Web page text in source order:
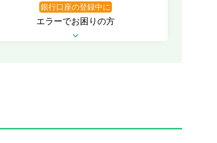
銀行口座の登録中に
エラーでお困りの方